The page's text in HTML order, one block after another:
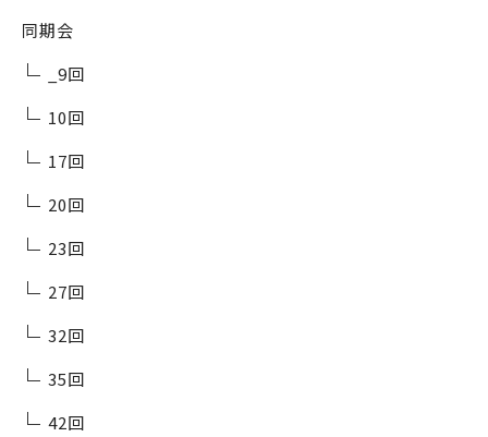
同期会
_9回
10回
17回
20回
23回
27回
32回
35回
42回